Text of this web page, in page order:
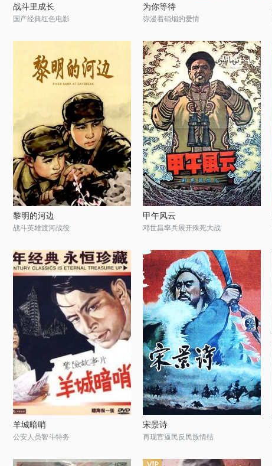
战斗里成长
国产经典红色电影
为你等待
弥漫着硝烟的爱情
黎明的河边
战斗英雄渡河战役
甲午风云
邓世昌率兵展开殊死大战
羊城暗哨
公安人员智斗特务
宋景诗
再现官逼民反民族情结